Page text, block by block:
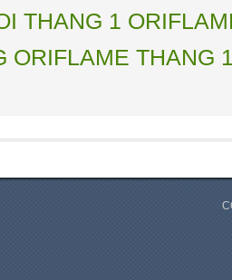
THANG 1
ORIFLAME THANG